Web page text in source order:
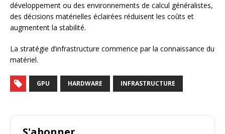
développement ou des environnements de calcul généralistes,
des décisions matérielles éclairées réduisent les coûts et
augmentent la stabilité.
La stratégie d’infrastructure commence par la connaissance du
matériel.
GPU HARDWARE INFRASTRUCTURE